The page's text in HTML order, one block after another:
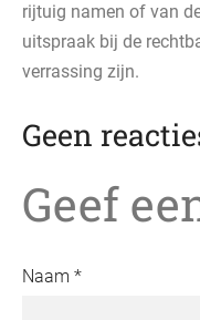
rijtuig namen of van
uitspraak bij de
verrassing zijn.
Geen
Geef
Naam *